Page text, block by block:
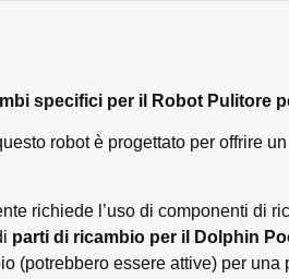
specifici per il Robot Pulitore
robot è progettato per offrire
richiede l’uso di componenti di
parti di ricambio per il Dolphin
(potrebbero essere attive) per una